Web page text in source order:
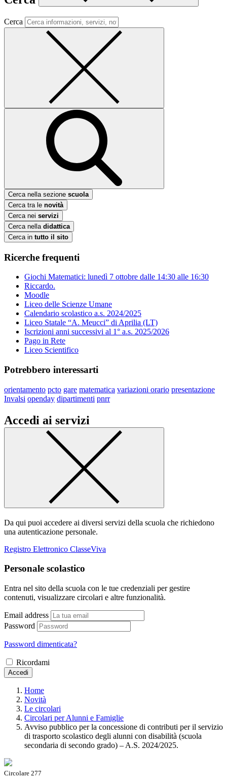
Cerca
Cerca nella sezione scuola
Cerca tra le novità
Cerca nei servizi
Cerca nella didattica
Cerca in tutto il sito
Ricerche frequenti
Giochi Matematici: lunedì 7 ottobre dalle 14:30 alle 16:30
Riccardo.
Moodle
Liceo delle Scienze Umane
Calendario scolastico a.s. 2024/2025
Liceo Statale “A. Meucci” di Aprilia (LT)
Iscrizioni anni successivi al 1° a.s. 2025/2026
Pago in Rete
Liceo Scientifico
Potrebbero interessarti
orientamento pcto gare matematica variazioni orario presentazione
Invalsi openday dipartimenti pnrr
Accedi ai servizi
Da qui puoi accedere ai diversi servizi della scuola che richiedono
una autenticazione personale.
Registro Elettronico ClasseViva
Personale scolastico
Entra nel sito della scuola con le tue credenziali per gestire
contenuti, visualizzare circolari e altre funzionalità.
Email address
Password
Password dimenticata?
Ricordami
Accedi
Home
Novità
Le circolari
Circolari per Alunni e Famiglie
Avviso pubblico per la concessione di contributi per il servizio
di trasporto scolastico degli alunni con disabilità (scuola
secondaria di secondo grado) – A.S. 2024/2025.
Circolare 277